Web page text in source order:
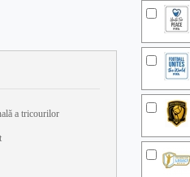
a tricourilor